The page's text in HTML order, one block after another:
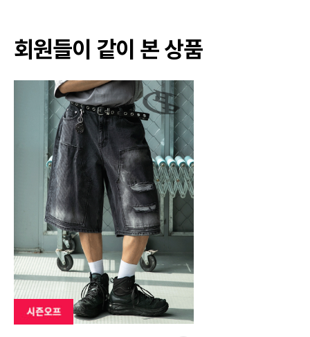
회원들이 같이 본 상품